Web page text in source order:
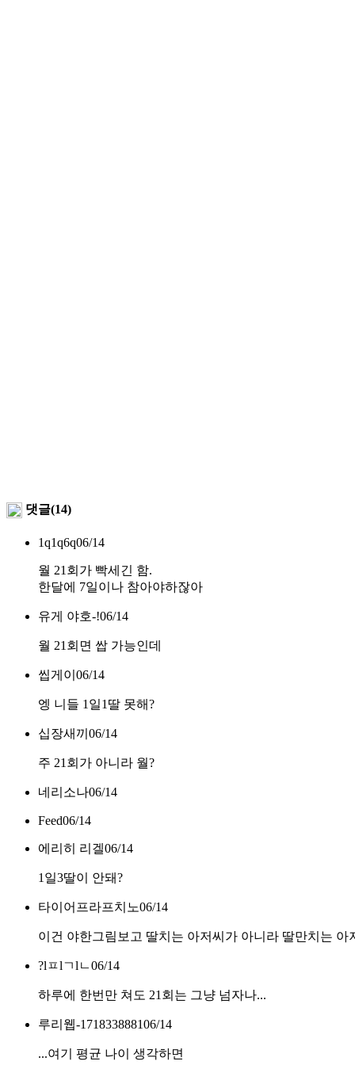
댓글(14)
1q1q6q06/14
월 21회가 빡세긴 함.
한달에 7일이나 참아야하잖아
유게 야호-!06/14
월 21회면 쌉 가능인데
씹게이 06/14
엥 니들 1일1딸 못해?
십장새끼 06/14
주 21회가 아니라 월?
네리소나06/14
Feed06/14
에리히 리겔06/14
1일3딸이 안돼?
타이어프라프치노06/14
이건 야한그림보고 딸치는 아저씨가 아니라 딸만치는 아
?lㅍlㄱlㄴ06/14
하루에 한번만 쳐도 21회는 그냥 넘자나...
루리웹-171833888106/14
...여기 평균 나이 생각하면